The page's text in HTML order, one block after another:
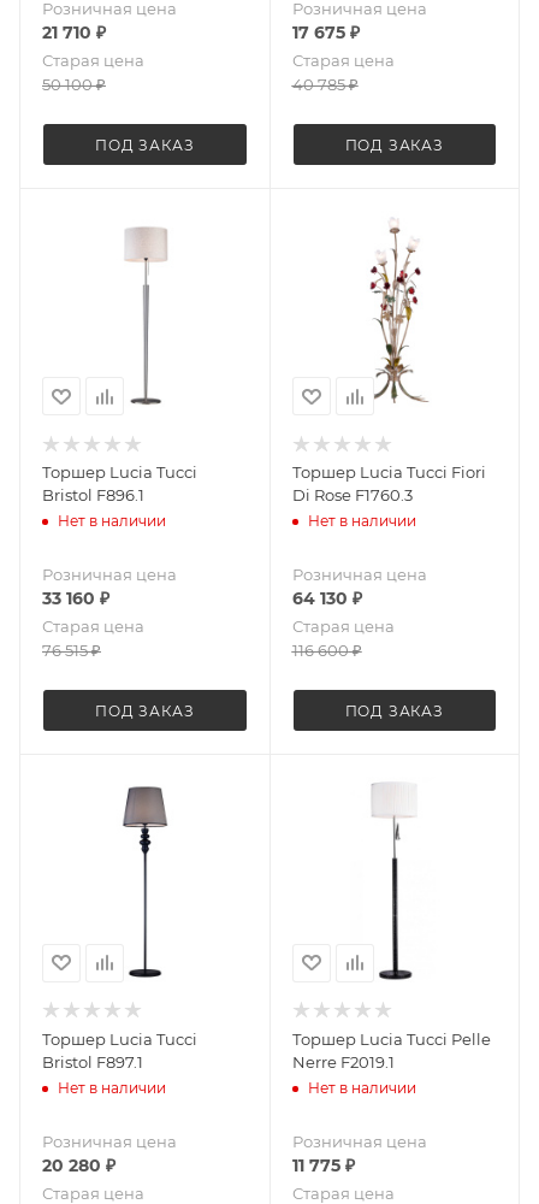
Розничная цена
21 710 ₽
Старая цена
50 100₽
ПОД ЗАКАЗ
Розничная цена
17 675₽
Старая цена
40 785₽
ПОД ЗАКАЗ
Торшер Lucia Tucci
Bristol F896.1
Нет в наличии
Розничная цена
33 160 ₽
Старая цена
76 515₽
ПОД ЗАКАЗ
Торшер Lucia Tucci Fiori
Di Rose F1760.3
Нет в наличии
Розничная цена
64 130 ₽
Старая цена
116 600₽
ПОД ЗАКАЗ
Торшер Lucia Tucci
Bristol F897.1
Нет в наличии
Розничная цена
20 280 ₽
Старая цена
Торшер Lucia Tucci Pelle
Nerre F2019.1
Нет в наличии
Розничная цена
11 775₽
Старая цена